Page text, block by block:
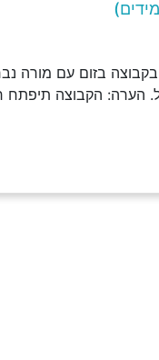
בזום עם מורה
הערה: הקבוצה תיפתח